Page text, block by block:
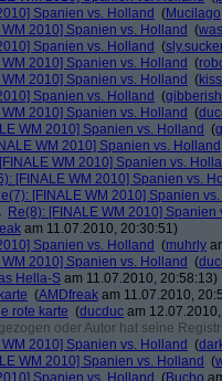
Spanien vs. Holland (Mucilago
WM 2010] Spanien vs. Holland (
Spanien vs. Holland (
WM 2010] Spanien vs. Holland (
WM 2010] Spanien vs. Holland (
Spanien vs. Holland (gibberish
WM 2010] Spanien vs. Holland (
WM 2010] Spanien vs. Holland (
WM 2010] Spanien vs. Holland
WM 2010] Spanien vs.
[FINALE WM 2010] Spanien vs.
[FINALE WM 2010] Spanien
Re(8): [FINALE WM 2010] Spanien
am 11.07.2010, 20:30:51)
Spanien vs. Holland (muhrly
WM 2010] Spanien vs. Holland (
Hella-S am 11.07.2010, 20:58:13)
(AMDfreak am 11.07.2010,
rote karte (ducduc am
oder Autor hat seine
WM 2010] Spanien vs. Holland (
WM 2010] Spanien vs. Holland (
Spanien vs. Holland (Bucho